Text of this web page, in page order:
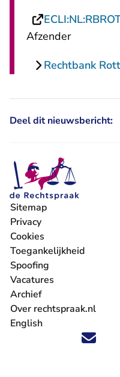
Afzender
Rechtbank
Deel dit nieuwsbericht:
Volg ons op X (Twitter) -
Volg ons op
Volg ons op
Volg ons op
Volg ons
'Blijf op
Sitemap
Privacy
Cookies
Toegankelijkheid
Spoofing
Vacatures
- U verlaat Rechtspraak.nl
Archief
Over rechtspraak.nl
English